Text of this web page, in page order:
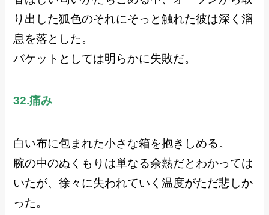
り出した狐色のそれにそっと触れた彼は深く溜
息を落とした。
バケットとしては明らかに失敗だ。
32.痛み
白い布に包まれた小さな箱を抱きしめる。
腕の中のぬくもりは単なる余熱だとわかっては
いたが、徐々に失われていく温度がただ悲しか
った。